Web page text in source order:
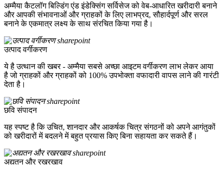
अम्मैया कैटलॉग बिल्डिंग एंड इंडेक्सिंग सर्विसेज को वेब-आधारित खरीदारी बनाने
और आपकी संभावनाओं और ग्राहकों के लिए लाभप्रद, सौहार्दपूर्ण और सरल
बनाने के एकमात्र लक्ष्य के साथ संरचित किया गया है।
उत्पाद वर्गीकरण
ये है उत्थान की खबर - अम्मैया सबसे अच्छा आइटम वर्गीकरण लाभ लेकर आया
है जो ग्राहकों और ग्राहकों को 100% उपभोक्ता वफादारी वापस लाने की गारंटी
देता है।
छवि संपादन
यह स्पष्ट है कि उचित, शानदार और आकर्षक चित्र संगठनों को अपने आगंतुकों
को खरीदारों में बदलने में बहुत प्रयास किए बिना सहायता कर सकते हैं।
अद्यतन और रखरखाव